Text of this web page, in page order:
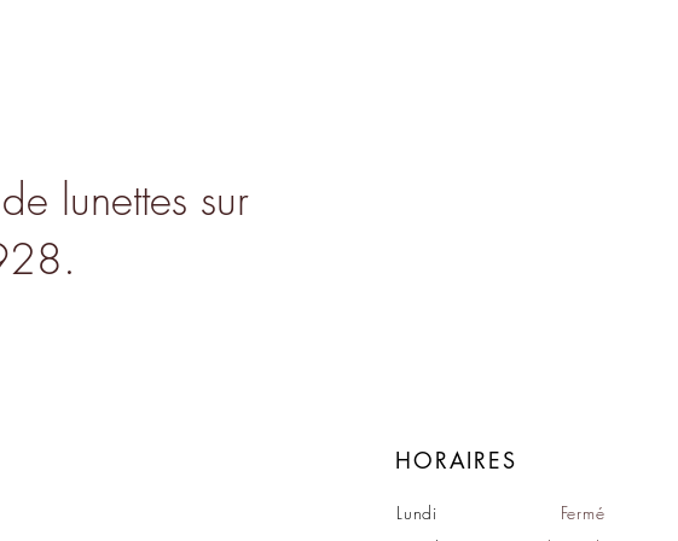
lunettes sur
HORAIRES
Lundi
Fermé